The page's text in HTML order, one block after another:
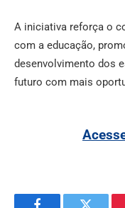
A iniciativa reforça o
com a educação,
desenvolvimento dos
futuro com mais